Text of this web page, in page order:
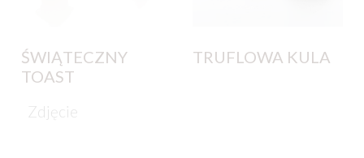
ŚWIĄTECZNY
TOAST
Zdjęcie
TRUFLOWA KULA